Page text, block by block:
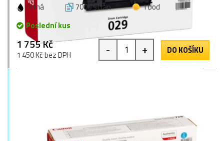
černá 7000 stran
1 bod
Poslední kus
1 755 Kč
1 450 Kč bez DPH - + DO KOŠÍKU